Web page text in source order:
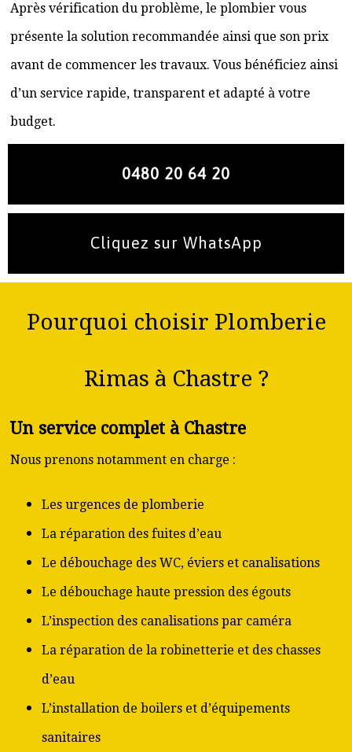
Après vérification du problème, le plombier vous
présente la solution recommandée ainsi que son prix
avant de commencer les travaux. Vous bénéficiez ainsi
d’un service rapide, transparent et adapté à votre
budget.
0480 20 64 20
Cliquez sur WhatsApp
Pourquoi choisir Plomberie
Rimas à Chastre ?
Un service complet à Chastre
Nous prenons notamment en charge :
Les urgences de plomberie
La réparation des fuites d’eau
Le débouchage des WC, éviers et canalisations
Le débouchage haute pression des égouts
L’inspection des canalisations par caméra
La réparation de la robinetterie et des chasses
d’eau
L’installation de boilers et d’équipements
sanitaires